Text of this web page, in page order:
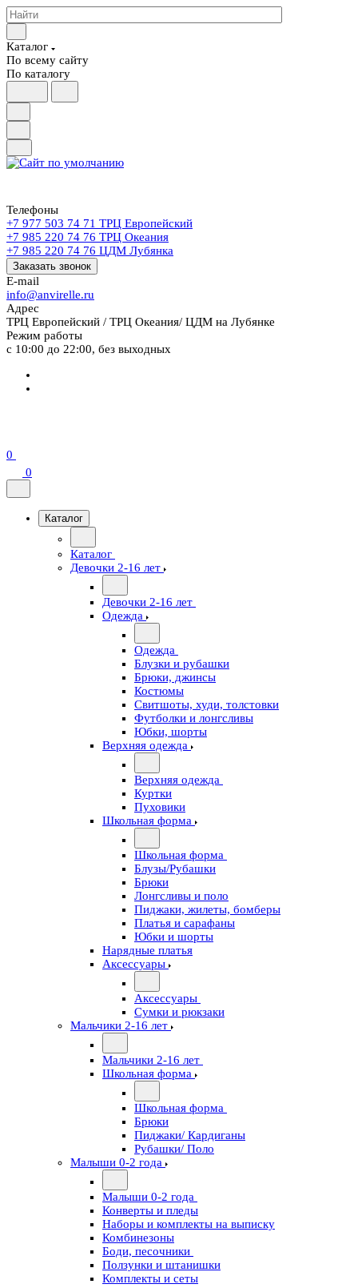
Каталог
По всему сайту
По каталогу
Телефоны
+7 977 503 74 71 ТРЦ Европейский
+7 985 220 74 76 ТРЦ Океания
+7 985 220 74 76 ЦДМ Лубянка
Заказать звонок
E-mail
info@anvirelle.ru
Адрес
ТРЦ Европейский / ТРЦ Океания/ ЦДМ на Лубянке
Режим работы
с 10:00 до 22:00, без выходных
0
0
Каталог
Каталог
Девочки 2-16 лет
Девочки 2-16 лет
Одежда
Одежда
Блузки и рубашки
Брюки, джинсы
Костюмы
Свитшоты, худи, толстовки
Футболки и лонгсливы
Юбки, шорты
Верхняя одежда
Верхняя одежда
Куртки
Пуховики
Школьная форма
Школьная форма
Блузы/Рубашки
Брюки
Лонгсливы и поло
Пиджаки, жилеты, бомберы
Платья и сарафаны
Юбки и шорты
Нарядные платья
Аксессуары
Аксессуары
Сумки и рюкзаки
Мальчики 2-16 лет
Мальчики 2-16 лет
Школьная форма
Школьная форма
Брюки
Пиджаки/ Кардиганы
Рубашки/ Поло
Малыши 0-2 года
Малыши 0-2 года
Конверты и пледы
Наборы и комплекты на выписку
Комбинезоны
Боди, песочники
Ползунки и штанишки
Комплекты и сеты